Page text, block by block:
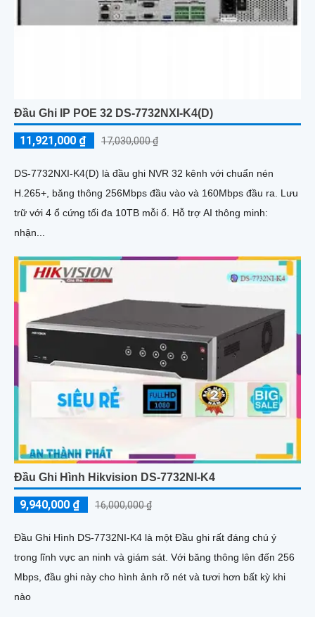
Đầu Ghi IP POE 32 DS-7732NXI-K4(D)
11,921,000 ₫ 17,030,000 ₫
DS-7732NXI-K4(D) là đầu ghi NVR 32 kênh với chuẩn nén
H.265+, băng thông 256Mbps đầu vào và 160Mbps đầu ra. Lưu
trữ với 4 ổ cứng tối đa 10TB mỗi ổ. Hỗ trợ AI thông minh:
nhận...
Đầu Ghi Hình Hikvision DS-7732NI-K4
9,940,000 ₫ 16,000,000 ₫
Đầu Ghi Hình DS-7732NI-K4 là một Đầu ghi rất đáng chú ý
trong lĩnh vực an ninh và giám sát. Với băng thông lên đến 256
Mbps, đầu ghi này cho hình ảnh rõ nét và tươi hơn bất kỳ khi
nào